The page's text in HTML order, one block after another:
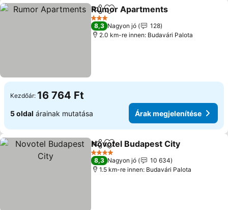
Megosztás
Hozzáadás a kedvencekhez
Rumor Apartments
3 Kategória
8,3 Nagyon jó
128
2.0 km-re innen: Budavári Palota
Kezdőár: 16 764 Ft
5 oldal árainak mutatása Árak megjelenítése
Megosztás
Hozzáadás a kedvencekhez
Novotel Budapest City
4 Kategória
8,3 Nagyon jó
10 634
1.5 km-re innen: Budavári Palota